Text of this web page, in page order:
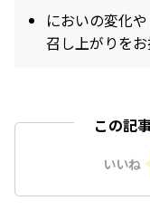
においの変化
召し上がりをお
この記
いいね